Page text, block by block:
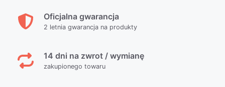
Oficjalna gwarancja
2 letnia gwarancja na produkty
14 dni na zwrot / wymianę
zakupionego towaru